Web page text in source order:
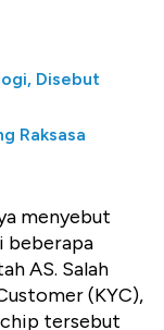
Disebut
Raksasa
menyebut
beberapa
AS. Salah
(KYC),
tersebut